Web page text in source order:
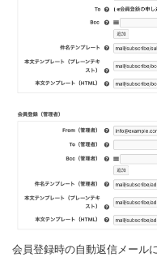
会員登録時の自動返信メール